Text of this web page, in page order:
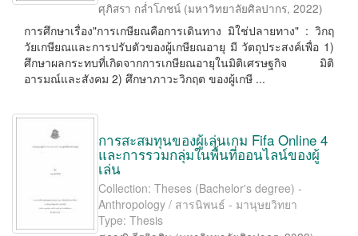
ศุภิสรา กล่ำโภชน์ (มหาวิทยาลัยศิลปากร, 2022)
การศึกษาเรื่อง"การเกษียณคือการเดินทาง มิใช่ปลายทาง" : วิกฤ
วัยเกษียณและการปรับตัวของผู้เกษียณอายุ มี วัตถุประสงค์เพื่อ 1)
ศึกษาผลกระทบที่เกิดจากการเกษียณอายุในมิติเศรษฐกิจ มิติ
อารมณ์และสังคม 2) ศึกษาภาวะวิกฤต ของผู้เกษี ...
การสะสมทุนของผู้เล่นเกม Fifa Online 4
และการรวมกลุ่มในพื้นที่ออนไลน์ของผู้
เล่น
Collection: Theses (Bachelor's degree) -
Anthropology / สารนิพนธ์ - มานุษยวิทยา
Type: Thesis